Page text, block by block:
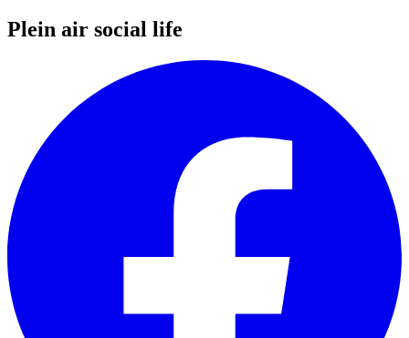
Plein air social life